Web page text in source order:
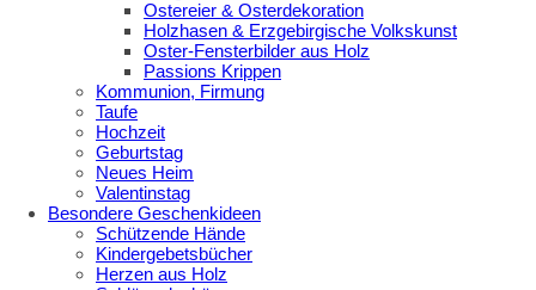
Ostereier & Osterdekoration
Holzhasen & Erzgebirgische Volkskunst
Oster-Fensterbilder aus Holz
Passions Krippen
Kommunion, Firmung
Taufe
Hochzeit
Geburtstag
Neues Heim
Valentinstag
Besondere Geschenkideen
Schützende Hände
Kindergebetsbücher
Herzen aus Holz